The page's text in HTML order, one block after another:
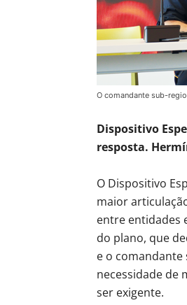
O comandante sub-
Dispositivo
resposta.
O Dispositivo
maior
entre entidades
do plano, que
e o comandante
necessidade de
ser exigente.